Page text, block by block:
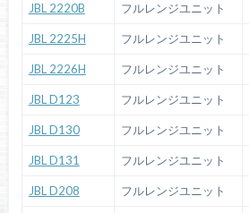
JBL 2220B フルレンジユニット
JBL 2225H フルレンジユニット
JBL 2226H フルレンジユニット
JBL D123 フルレンジユニット
JBL D130 フルレンジユニット
JBL D131 フルレンジユニット
JBL D208 フルレンジユニット